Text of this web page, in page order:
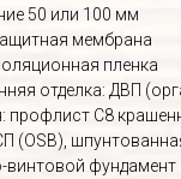
50 или 100 мм
мембрана
пленка
отделка: ДВП
профлист С8
(OSB),
винтовой фундамент